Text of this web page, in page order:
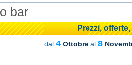
bar
Prezzi,
dal 4 Ottobre al 8